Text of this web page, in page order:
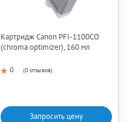
Картридж Canon PFI-1100CO
(chroma optimizer), 160 мл
0 (0 отзывов)
Запросить цену